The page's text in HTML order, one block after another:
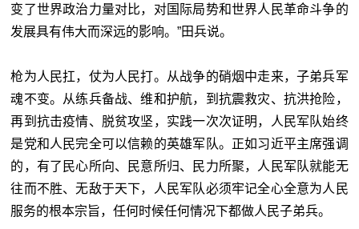
变了世界政治力量对比，对国际局势和世界人民革命斗争的
发展具有伟大而深远的影响。”田兵说。
枪为人民扛，仗为人民打。从战争的硝烟中走来，子弟兵军
魂不变。从练兵备战、维和护航，到抗震救灾、抗洪抢险，
再到抗击疫情、脱贫攻坚，实践一次次证明，人民军队始终
是党和人民完全可以信赖的英雄军队。正如习近平主席强调
的，有了民心所向、民意所归、民力所聚，人民军队就能无
往而不胜、无敌于天下，人民军队必须牢记全心全意为人民
服务的根本宗旨，任何时候任何情况下都做人民子弟兵。